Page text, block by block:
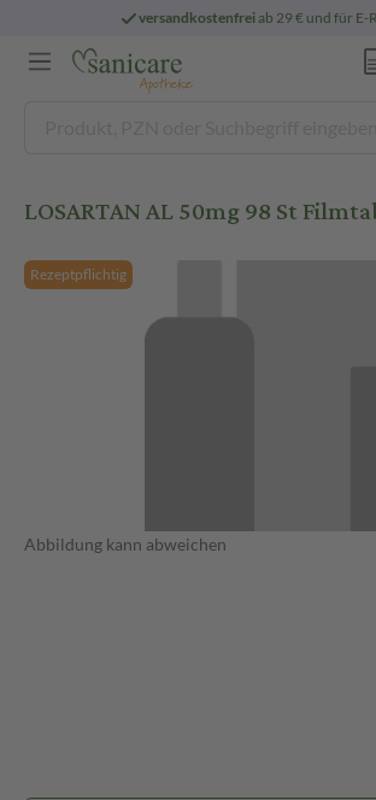
versandkostenfreiab 29 € und für E-
LOSARTAN AL 50mg 98 St
Rezeptpflichtig
Abbildung kann abweichen